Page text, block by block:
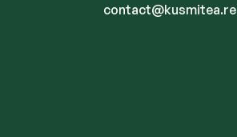
contact@kusmitea.re